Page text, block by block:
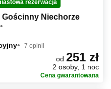
rezerwacja
Gościnny Niechorze
7 opinii
od 251 zł
2 osoby, 1 noc
Cena gwarantowana